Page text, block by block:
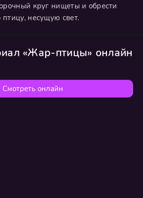
круг нищеты и обрести
несущую свет.
«Жар-птицы» онлайн
Смотреть онлайн